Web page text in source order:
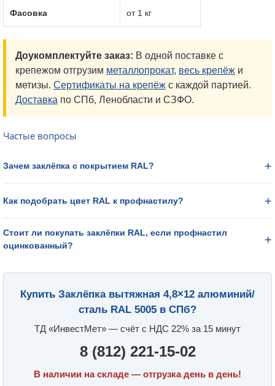
Фасовка от 1 кг
Доукомплектуйте заказ: В одной поставке с
крепежом отгрузим металлопрокат, весь крепёж и
метизы. Сертификаты на крепёж с каждой партией.
Доставка по СПб, Ленобласти и СЗФО.
Частые вопросы
Зачем заклёпка с покрытием RAL?
Как подобрать цвет RAL к профнастилу?
Стоит ли покупать заклёпки RAL, если профнастил
оцинкованный?
Купить Заклёпка вытяжная 4,8×12 алюминий/
сталь RAL 5005 в СПб?
ТД «ИнвестМет» — счёт с НДС 22% за 15 минут
8 (812) 221-15-02
В наличии на складе — отгрузка день в день!